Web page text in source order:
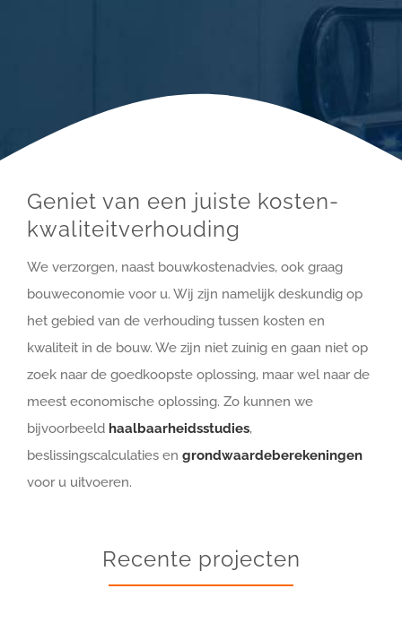
Geniet van een juiste kosten-
kwaliteitverhouding
We verzorgen, naast bouwkostenadvies, ook graag
bouweconomie voor u. Wij zijn namelijk deskundig op
het gebied van de verhouding tussen kosten en
kwaliteit in de bouw. We zijn niet zuinig en gaan niet op
zoek naar de goedkoopste oplossing, maar wel naar de
meest economische oplossing. Zo kunnen we
bijvoorbeeld haalbaarheidsstudies,
beslissingscalculaties en grondwaardeberekeningen
voor u uitvoeren.
Recente projecten